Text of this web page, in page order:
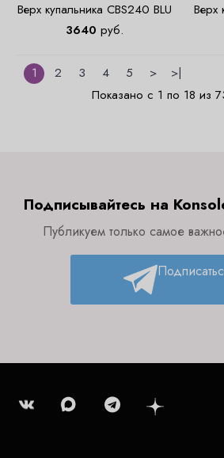
Верх купальника CBS240 BLU
3640 руб.
Верх
1 2 3 4 5 >
>|
Показано с 1 по 18 из
Подписывайтесь на
Публикуем только самое